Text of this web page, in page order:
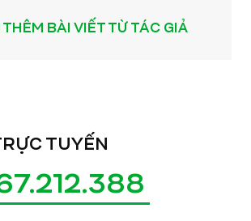
BÀI VIẾT TỪ TÁC GIẢ
TUYẾN